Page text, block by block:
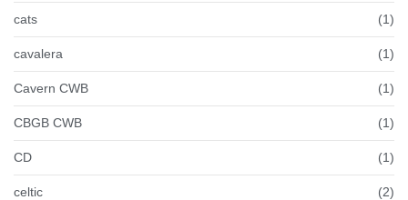
cats (1)
cavalera (1)
Cavern CWB (1)
CBGB CWB (1)
CD (1)
celtic (2)